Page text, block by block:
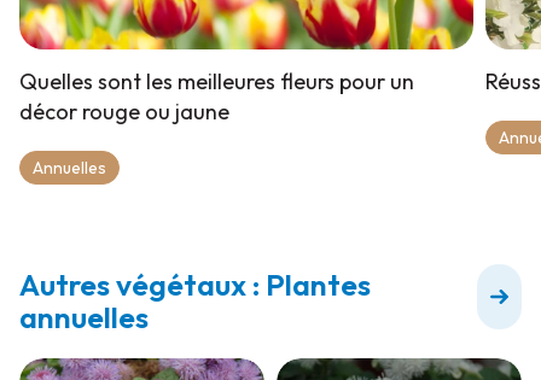
Quelles sont les meilleures fleurs pour un
décor rouge ou jaune
Annuelles
Autres végétaux : Plantes
annuelles